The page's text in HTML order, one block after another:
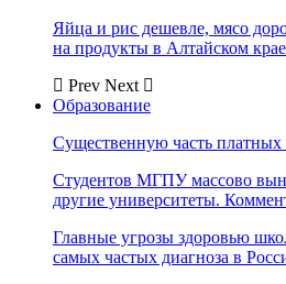
Яйца и рис дешевле, мясо
на продукты в Алтайском
Prev Next
Образование
Существенную часть платных
Студентов МГПУ массово
другие университеты.
Главные угрозы здоровью
самых частых диагноза в